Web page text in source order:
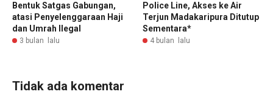
Bentuk Satgas Gabungan,
atasi Penyelenggaraan Haji
dan Umrah Ilegal
3 bulan lalu
Police Line, Akses ke Air
Terjun Madakaripura Ditutup
Sementara*
4 bulan lalu
Tidak ada komentar